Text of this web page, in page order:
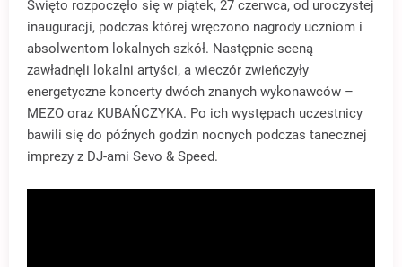
Święto rozpoczęło się w piątek, 27 czerwca, od uroczystej
inauguracji, podczas której wręczono nagrody uczniom i
absolwentom lokalnych szkół. Następnie sceną
zawładnęli lokalni artyści, a wieczór zwieńczyły
energetyczne koncerty dwóch znanych wykonawców –
MEZO oraz KUBAŃCZYKA. Po ich występach uczestnicy
bawili się do późnych godzin nocnych podczas tanecznej
imprezy z DJ-ami Sevo & Speed.